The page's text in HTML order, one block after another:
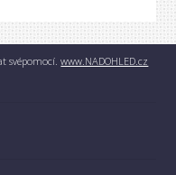
svépomocí.www.NADOHLED.cz